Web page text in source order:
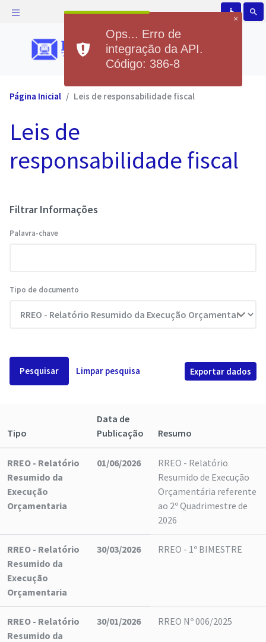
accessible search
Página Inicial Leis de responsabilidade fiscal
Leis de
responsabilidade fiscal
Filtrar Informações
Palavra-chave
Tipo de documento
Pesquisar Limpar pesquisa Exportar dados
Tipo
Data de
Publicação
Resumo
RREO - Relatório
Resumido da
Execução
Orçamentaria
01/06/2026
RREO - Relatório
Resumido de Execução
Orçamentária referente
ao 2º Quadrimestre de
2026
RREO - Relatório
Resumido da
Execução
Orçamentaria
30/03/2026 RREO - 1º BIMESTRE
RREO - Relatório
Resumido da
30/01/2026 RREO Nº 006/2025
×
Ops... Erro de
integração da API.
Código: 386-8